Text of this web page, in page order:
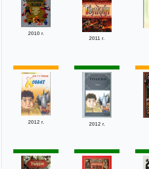
2010 г.
2011 г.
2012 г. 2012 г.